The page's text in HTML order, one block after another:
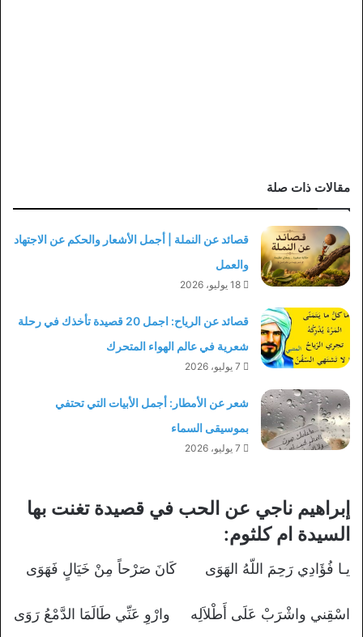
مقالات ذات صلة
قصائد عن النملة | أجمل الأشعار والحكم عن الاجتهاد
والعمل
18 يوليو، 2026
قصائد عن الرياح: اجمل 20 قصيدة تأخذك في رحلة
شعرية في عالم الهواء المتحرك
7 يوليو، 2026
شعر عن الأمطار: أجمل الأبيات التي تحتفي
بموسيقى السماء
7 يوليو، 2026
إبراهيم ناجي عن الحب في قصيدة تغنت بها
السيدة ام كلثوم:
يـا فُؤَادِي رَحِمَ اللّهُ الهَوَى كَانَ صَرْحاً مِنْ خَيَالٍ فَهَوَى
اسْقِني واشْرَبْ عَلَى أَطْلاَلِه وارْوِ عَنِّي طَالَمَا الدَّمْعُ رَوَى